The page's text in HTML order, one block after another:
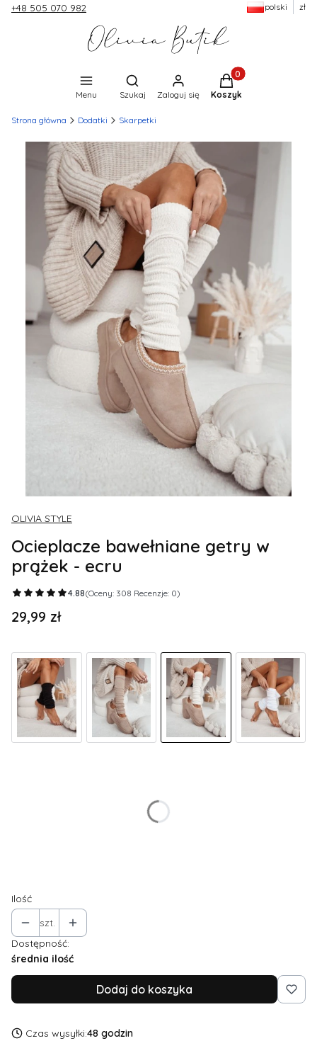
+48 505 070 982 polski zł
Menu
Otwórz wyszukiwarkę
Szukaj Zaloguj się
Produkty w
Koszyk
Strona główna Dodatki Skarpetki
OLIVIA STYLE
Ocieplacze bawełniane getry w
prążek - ecru
4.88(Oceny: 308 Recenzje: 0)
Cena
29,99 zł
Ilość
szt.
Dostępność:
średnia ilość
Dodaj do koszyka
Czas wysyłki:48 godzin